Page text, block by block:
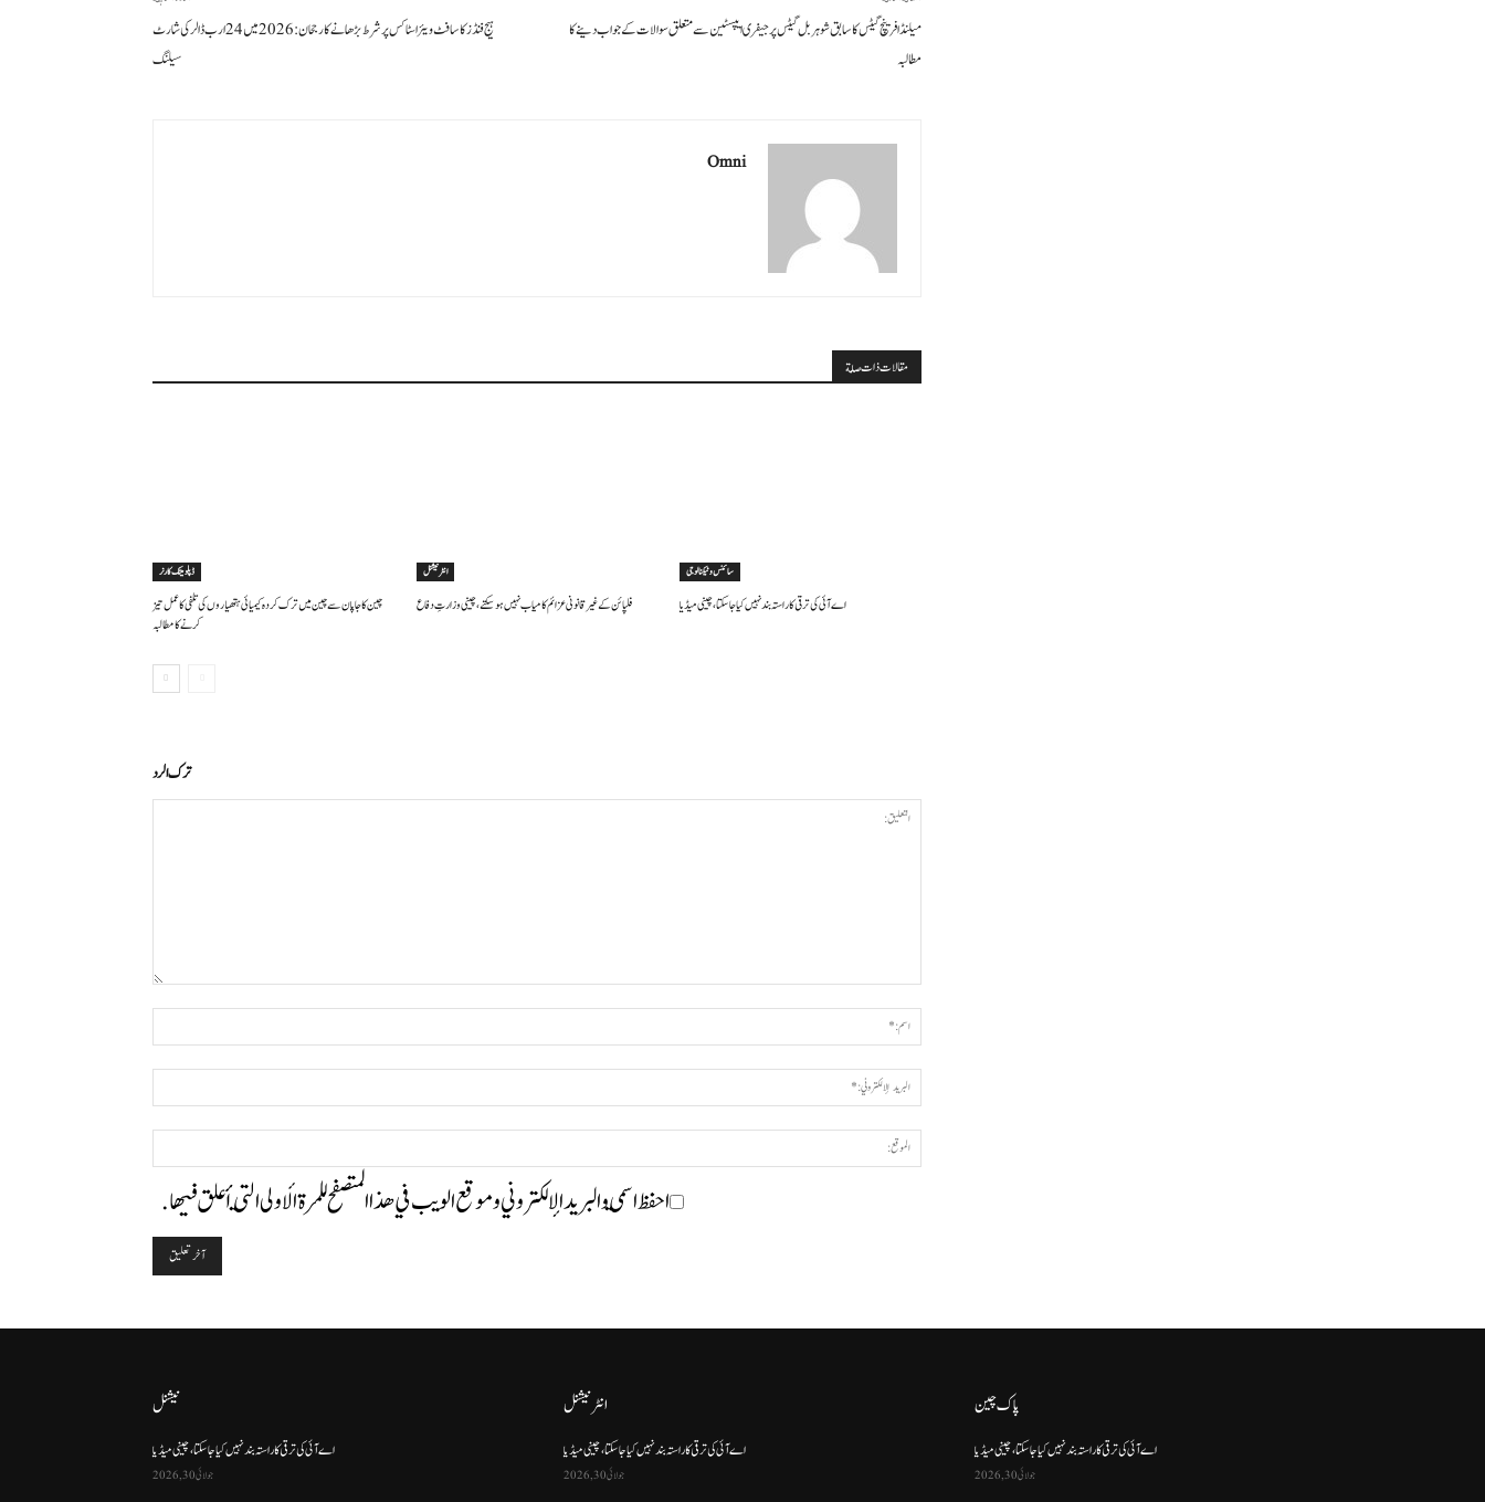
ہیج فنڈز کا سافٹ ویئر اسٹاکس پر شرط بڑھانے کا رجحان: 2026 میں 24 ارب ڈالر کی شارٹ
سیلنگ
میلنڈا فرینچ گیٹس کا سابق شوہر بل گیٹس پر جیفری ایپسٹین سے متعلق سوالات کے جواب دینے کا
مطالبہ
Omni
مقالات ذات صلة
سائنس وٹیکنالوجی
اے آئی کی ترقی کا راستہ بند نہیں کیا جا سکتا، چینی میڈیا
انٹرنیشنل
فلپائن کے غیر قانونی عزائم کامیاب نہیں ہو سکتے ، چینی وزارتِ دفاع
ڈپلومیٹک کارنر
چین کا جاپان سے چین میں ترک کردہ کیمیائی ہتھیاروں کی تلفی کا عمل تیز
کرنے کا مطالبہ
ترك الرد
التعليق:
اسم:*
البريد
الإلكتروني:*
الموقع:
احفظ اسمي والبريد الإلكتروني وموقع الويب في هذا المتصفح للمرة الأولى التي أعلق فيها.
نیشنل
اے آئی کی ترقی کا راستہ بند نہیں کیا جا سکتا، چینی میڈیا
جولائی 30, 2026
انٹرنیشنل
اے آئی کی ترقی کا راستہ بند نہیں کیا جا سکتا، چینی میڈیا
جولائی 30, 2026
پاک چین
اے آئی کی ترقی کا راستہ بند نہیں کیا جا سکتا، چینی میڈیا
جولائی 30, 2026